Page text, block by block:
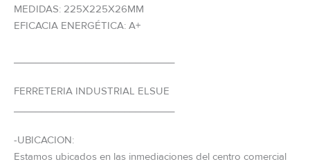
MEDIDAS: 225X225X26MM
EFICACIA ENERGÉTICA: A+
FERRETERIA INDUSTRIAL ELSUE
-UBICACION:
Estamos ubicados en las inmediaciones del centro comercial